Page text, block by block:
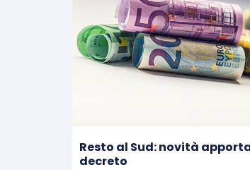
Resto al Sud: novità
decreto